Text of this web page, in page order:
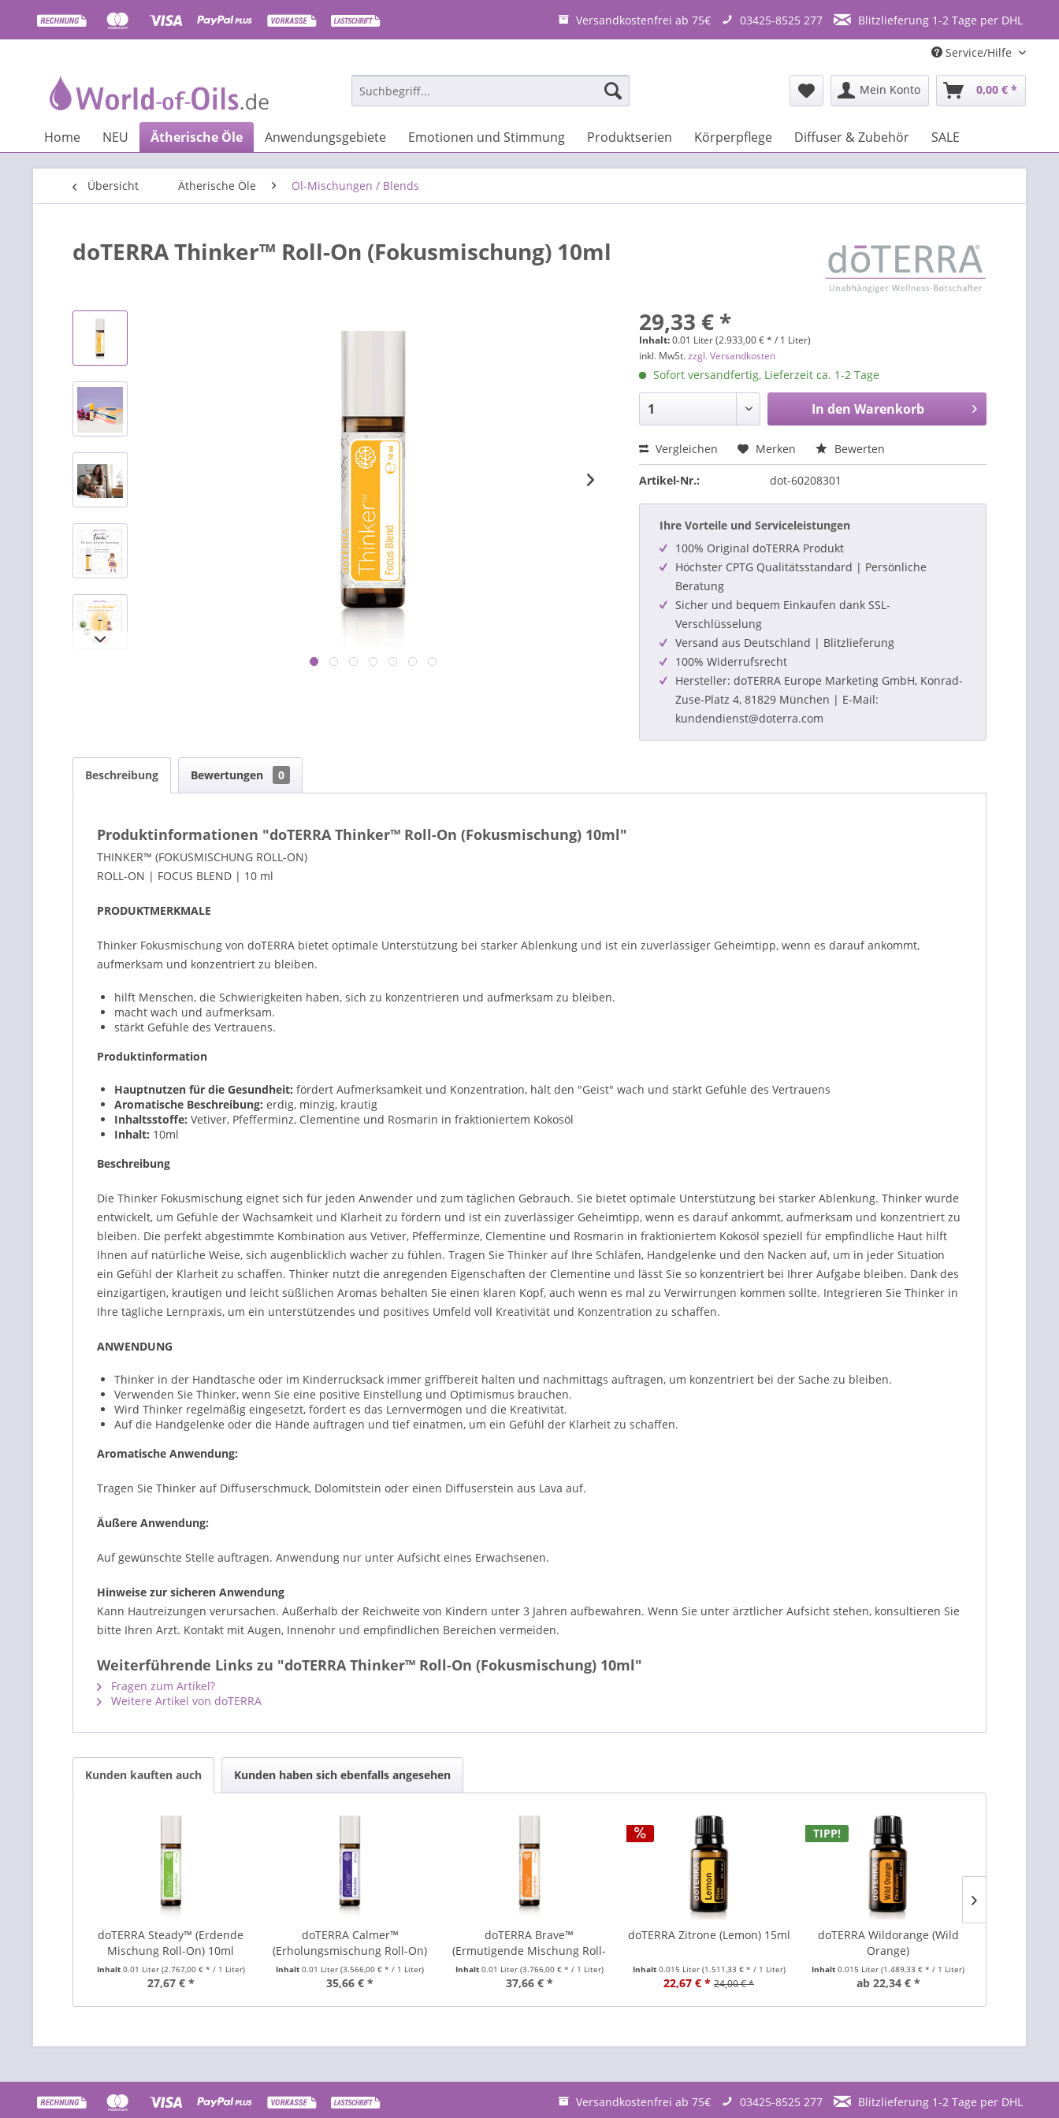
Versandkostenfrei ab 75€ 03425-8525 277 Blitzlieferung 1-2 Tage per DHL
Service/Hilfe
Mein Konto 0,00 € *
Home NEU Ätherische Öle Anwendungsgebiete Emotionen und Stimmung Produktserien Körperpflege Diffuser & Zubehör SALE
Übersicht Ätherische Öle Öl-Mischungen / Blends
doTERRA Thinker™ Roll-On (Fokusmischung) 10ml
29,33 € *
Inhalt:0.01 Liter (2.933,00 € * / 1 Liter)
inkl. MwSt.zzgl. Versandkosten
Sofort versandfertig, Lieferzeit ca. 1-2 Tage
In den Warenkorb
Vergleichen Merken Bewerten
Artikel-Nr.: dot-60208301
Ihre Vorteile und Serviceleistungen
100% Original doTERRA Produkt
Höchster CPTG Qualitätsstandard | Persönliche
Beratung
Sicher und bequem Einkaufen dank SSL-
Verschlüsselung
Versand aus Deutschland | Blitzlieferung
100% Widerrufsrecht
Hersteller: doTERRA Europe Marketing GmbH, Konrad-
Zuse-Platz 4, 81829 München | E-Mail:
kundendienst@doterra.com
Beschreibung Bewertungen 0
Produktinformationen "doTERRA Thinker™ Roll-On (Fokusmischung) 10ml"
THINKER™ (FOKUSMISCHUNG ROLL-ON)
ROLL-ON | FOCUS BLEND | 10 ml
PRODUKTMERKMALE
Thinker Fokusmischung von doTERRA bietet optimale Unterstützung bei starker Ablenkung und ist ein zuverlässiger Geheimtipp, wenn es darauf ankommt,
aufmerksam und konzentriert zu bleiben.
hilft Menschen, die Schwierigkeiten haben, sich zu konzentrieren und aufmerksam zu bleiben.
macht wach und aufmerksam.
stärkt Gefühle des Vertrauens.
Produktinformation
Hauptnutzen für die Gesundheit: fördert Aufmerksamkeit und Konzentration, hält den "Geist" wach und stärkt Gefühle des Vertrauens
Aromatische Beschreibung: erdig, minzig, krautig
Inhaltsstoffe: Vetiver, Pfefferminz, Clementine und Rosmarin in fraktioniertem Kokosöl
Inhalt: 10ml
Beschreibung
Die Thinker Fokusmischung eignet sich für jeden Anwender und zum täglichen Gebrauch. Sie bietet optimale Unterstützung bei starker Ablenkung. Thinker wurde
entwickelt, um Gefühle der Wachsamkeit und Klarheit zu fördern und ist ein zuverlässiger Geheimtipp, wenn es darauf ankommt, aufmerksam und konzentriert zu
bleiben. Die perfekt abgestimmte Kombination aus Vetiver, Pfefferminze, Clementine und Rosmarin in fraktioniertem Kokosöl speziell für empfindliche Haut hilft
Ihnen auf natürliche Weise, sich augenblicklich wacher zu fühlen. Tragen Sie Thinker auf Ihre Schläfen, Handgelenke und den Nacken auf, um in jeder Situation
ein Gefühl der Klarheit zu schaffen. Thinker nutzt die anregenden Eigenschaften der Clementine und lässt Sie so konzentriert bei Ihrer Aufgabe bleiben. Dank des
einzigartigen, krautigen und leicht süßlichen Aromas behalten Sie einen klaren Kopf, auch wenn es mal zu Verwirrungen kommen sollte. Integrieren Sie Thinker in
Ihre tägliche Lernpraxis, um ein unterstützendes und positives Umfeld voll Kreativität und Konzentration zu schaffen.
ANWENDUNG
Thinker in der Handtasche oder im Kinderrucksack immer griffbereit halten und nachmittags auftragen, um konzentriert bei der Sache zu bleiben.
Verwenden Sie Thinker, wenn Sie eine positive Einstellung und Optimismus brauchen.
Wird Thinker regelmäßig eingesetzt, fördert es das Lernvermögen und die Kreativität.
Auf die Handgelenke oder die Hände auftragen und tief einatmen, um ein Gefühl der Klarheit zu schaffen.
Aromatische Anwendung:
Tragen Sie Thinker auf Diffuserschmuck, Dolomitstein oder einen Diffuserstein aus Lava auf.
Äußere Anwendung:
Auf gewünschte Stelle auftragen. Anwendung nur unter Aufsicht eines Erwachsenen.
Hinweise zur sicheren Anwendung
Kann Hautreizungen verursachen. Außerhalb der Reichweite von Kindern unter 3 Jahren aufbewahren. Wenn Sie unter ärztlicher Aufsicht stehen, konsultieren Sie
bitte Ihren Arzt. Kontakt mit Augen, Innenohr und empfindlichen Bereichen vermeiden.
Weiterführende Links zu "doTERRA Thinker™ Roll-On (Fokusmischung) 10ml"
Fragen zum Artikel?
Weitere Artikel von doTERRA
Kunden kauften auch Kunden haben sich ebenfalls angesehen
doTERRA Steady™ (Erdende
Mischung Roll-On) 10ml
Inhalt 0.01 Liter (2.767,00 € * / 1 Liter)
27,67 € *
doTERRA Calmer™
(Erholungsmischung Roll-On)
10ml
Inhalt0.01 Liter(3.566,00 € * / 1 Liter)
35,66 € *
doTERRA Brave™
(Ermutigende Mischung Roll-
On) 10ml
Inhalt 0.01 Liter (3.766,00 € * / 1 Liter)
37,66 € *
doTERRA Zitrone (Lemon) 15ml
Inhalt 0.015 Liter (1.511,33 € * / 1 Liter)
22,67 € * 24,00 € *
TIPP!
doTERRA Wildorange (Wild
Orange)
Inhalt0.015 Liter(1.489,33 € * / 1 Liter)
ab 22,34 € *
Versandkostenfrei ab 75€ 03425-8525 277 Blitzlieferung 1-2 Tage per DHL